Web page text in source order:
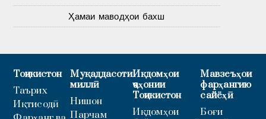
Ҳамаи маводҳои бахш
Тоҷикистон
Таърих
Иқтисодӣ
Муқаддасоти
миллӣ
Нишон
Парчам
Иқдомҳои
ҷаҳонии
Тоҷикистон
Иқдомҳои
Мавзеъҳои
фарҳангию
сайёҳӣ
Боғи